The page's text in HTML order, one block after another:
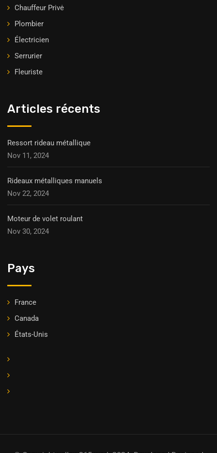
Chauffeur Privė
Plombier
Électricien
Serrurier
Fleuriste
Articles récents
Ressort rideau métallique
Nov 11, 2024
Rideaux métalliques manuels
Nov 22, 2024
Moteur de volet roulant
Nov 30, 2024
Pays
France
Canada
États-Unis